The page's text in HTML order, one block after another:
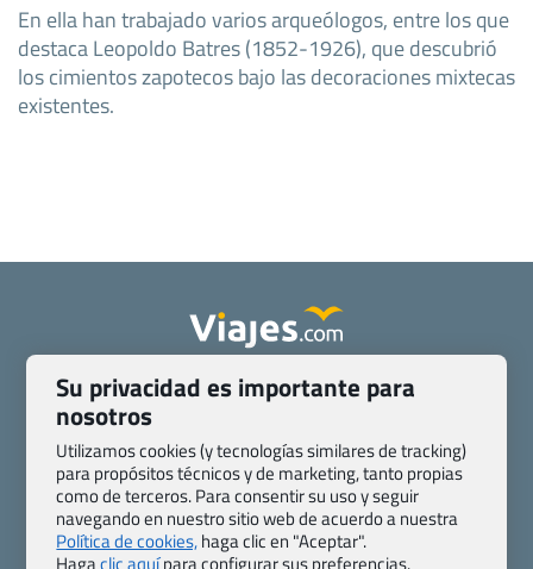
En ella han trabajado varios arqueólogos, entre los que
destaca Leopoldo Batres (1852-1926), que descubrió
los cimientos zapotecos bajo las decoraciones mixtecas
existentes.
Quienes somos
Contacto
Pasaporte, Visado, Salud y otras disposiciones específicas
Blog de Viajes.com
Registro de agencias
Preguntas frecuentes
Condiciones generales
Política de privacidad y cookies
Transparencia
Todas las páginas – sitemap
Su privacidad es importante para
nosotros
Utilizamos cookies (y tecnologías similares de tracking)
para propósitos técnicos y de marketing, tanto propias
como de terceros. Para consentir su uso y seguir
navegando en nuestro sitio web de acuerdo a nuestra
Política de cookies,haga clic en "Aceptar".
Hagaclic aquípara configurar sus preferencias.